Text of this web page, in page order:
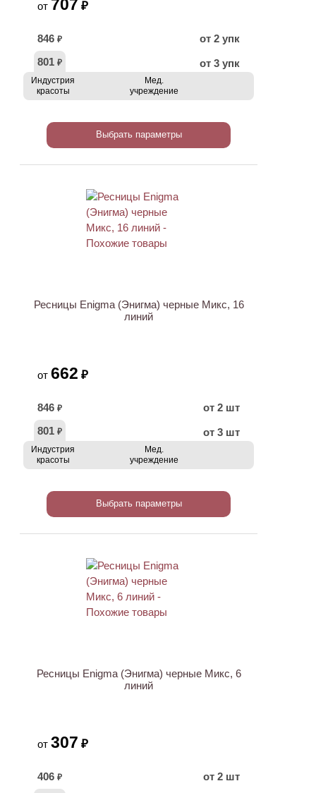
от 707 ₽
846 ₽
от 2 упк
801 ₽ от 3 упк
Индустрия
красоты
Мед.
учреждение
Выбрать параметры
Ресницы Enigma (Энигма) черные Микс, 16
линий
от 662 ₽
846 ₽
от 2 шт
801 ₽ от 3 шт
Индустрия
красоты
Мед.
учреждение
Выбрать параметры
Ресницы Enigma (Энигма) черные Микс, 6
линий
от 307 ₽
406 ₽
от 2 шт